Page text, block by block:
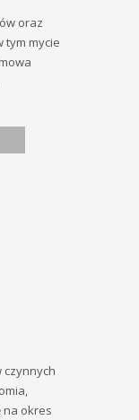
oraz
tym mycie
czynnych
na okres